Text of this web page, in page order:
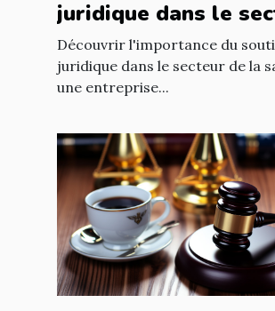
juridique dans le
de la santé
Découvrir l'importance du
juridique dans le secteur de la
une entreprise...